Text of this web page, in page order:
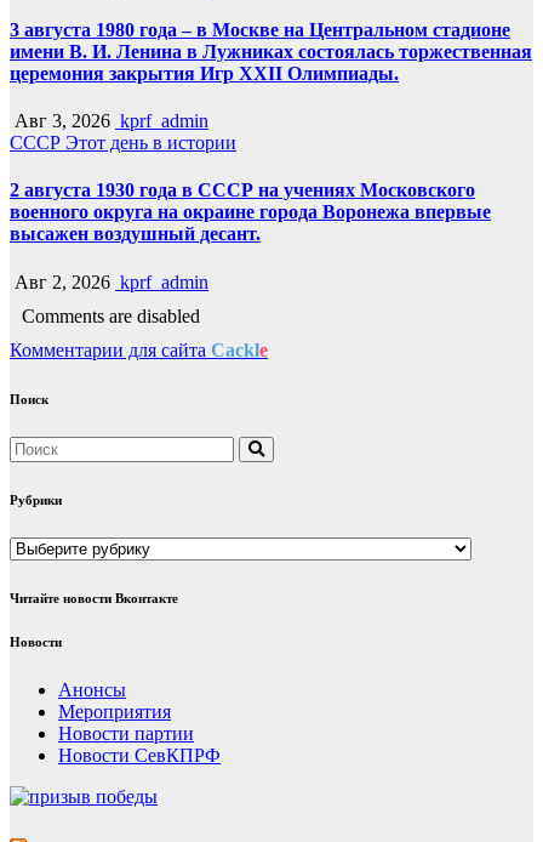
3 августа 1980 года – в Москве на Центральном стадионе
имени В. И. Ленина в Лужниках состоялась торжественная
церемония закрытия Игр XXII Олимпиады.
Авг 3, 2026 kprf_admin
СССР Этот день в истории
2 августа 1930 года в СССР на учениях Московского
военного округа на окраине города Воронежа впервые
высажен воздушный десант.
Авг 2, 2026 kprf_admin
Comments are disabled
Комментарии для сайта Cackle
Поиск
Рубрики
Рубрики
Читайте новости Вконтакте
Новости
Анонсы
Мероприятия
Новости партии
Новости СевКПРФ